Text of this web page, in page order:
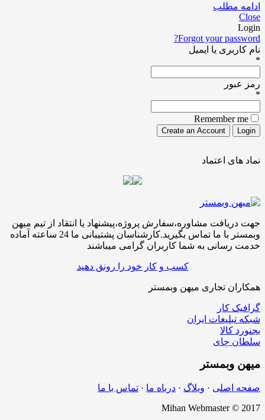
ادامه مطلب
Close
Login
Forgot your password?
نام کاربری یا ایمیل
*
رمز عبور
*
Remember me
نماد های اعتماد
جهت دریافت مشاوره،سفارش پروژه،پیشنهاد یا انتقاد از تیم میهن
وبمستر با ما تماس بگیرید.کارشناسان پشتیبانی ما 24 ساعته آماده
خدمت رسانی به شما کاربران گرامی میباشند
کسب و کار خود را رونق دهید
همکاران تجاری میهن وبمستر
گرافیک کار
شبکه تبلیغات ایران
بجنورد کالا
سلطان چای
میهن وبمستر
صفحه اصلی · وبلاگ · درباه ما · تماس با ما
Mihan Webmaster © 2017